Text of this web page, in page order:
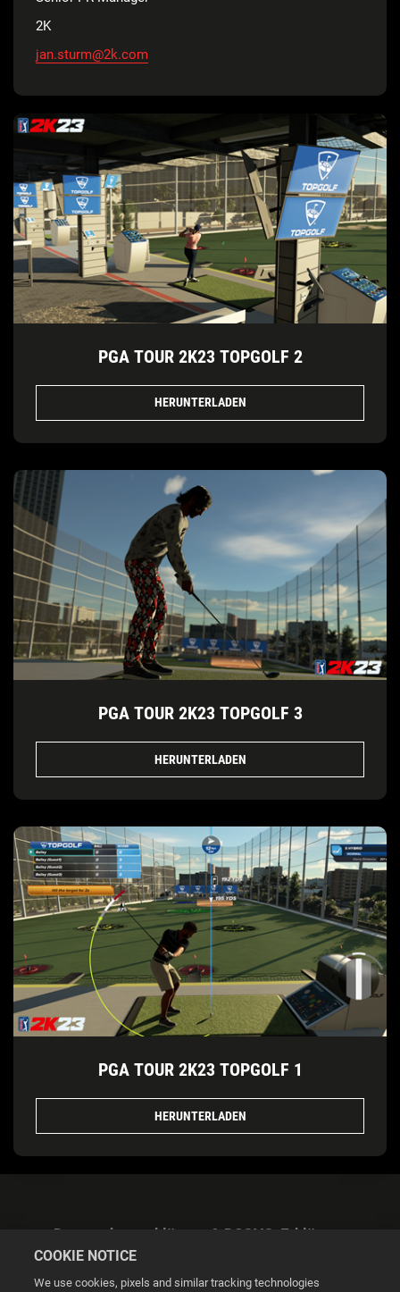
2K
jan.sturm@2k.com
PGA TOUR 2K23 TOPGOLF 2
HERUNTERLADEN
PGA TOUR 2K23 TOPGOLF 3
HERUNTERLADEN
PGA TOUR 2K23 TOPGOLF 1
HERUNTERLADEN
Datenschutzerklärung & DSGVO-Erklärung
COOKIE NOTICE
We use cookies, pixels and similar tracking technologies